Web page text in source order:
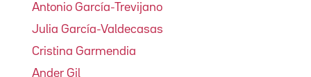
Antonio García-Trevijano
Julia García-Valdecasas
Cristina Garmendia
Ander Gil